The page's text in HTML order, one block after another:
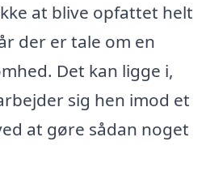
at blive opfattet helt
der er tale om en
Det kan ligge i,
sig hen imod et
at gøre sådan noget